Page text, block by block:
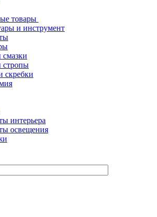
товары
и инструмент
стропы
скребки
интерьера
освещения